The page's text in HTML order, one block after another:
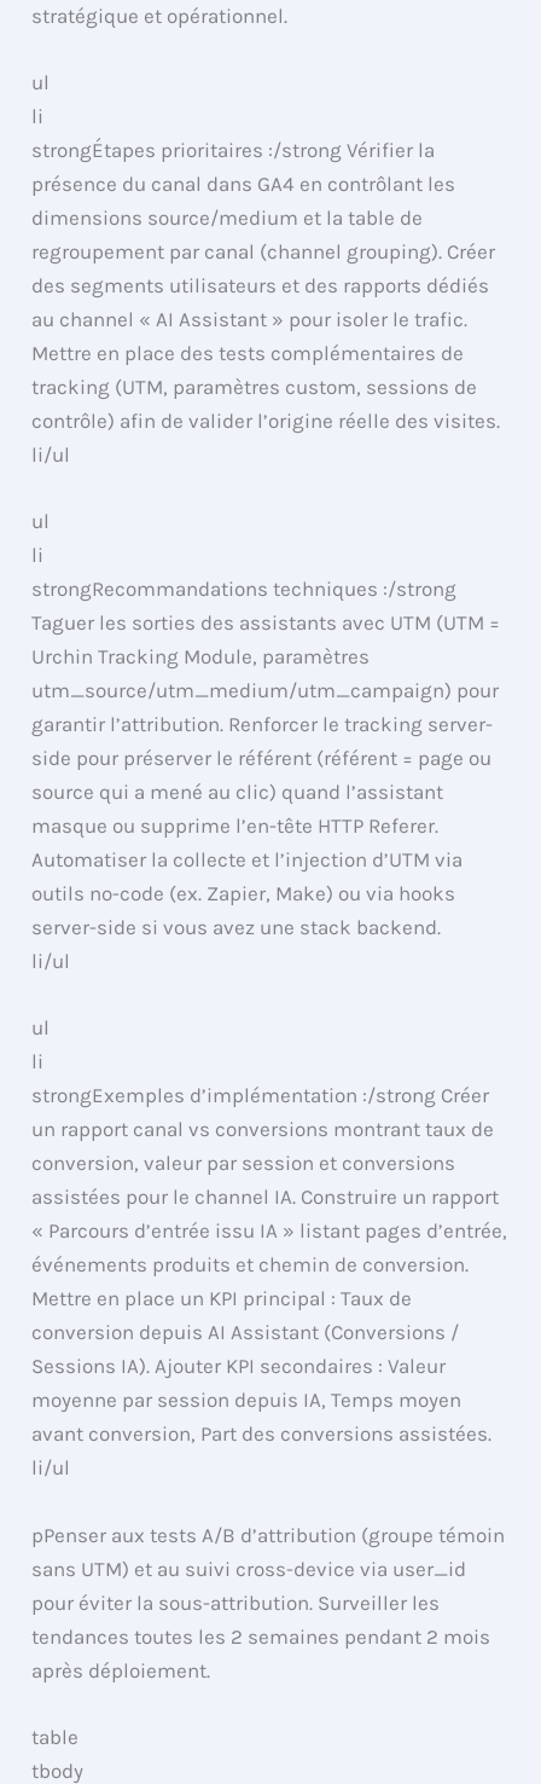
stratégique et opérationnel.
ul
li
strongÉtapes prioritaires :/strong Vérifier la
présence du canal dans GA4 en contrôlant les
dimensions source/medium et la table de
regroupement par canal (channel grouping). Créer
des segments utilisateurs et des rapports dédiés
au channel « AI Assistant » pour isoler le trafic.
Mettre en place des tests complémentaires de
tracking (UTM, paramètres custom, sessions de
contrôle) afin de valider l’origine réelle des visites.
li/ul
ul
li
strongRecommandations techniques :/strong
Taguer les sorties des assistants avec UTM (UTM =
Urchin Tracking Module, paramètres
utm_source/utm_medium/utm_campaign) pour
garantir l’attribution. Renforcer le tracking server-
side pour préserver le référent (référent = page ou
source qui a mené au clic) quand l’assistant
masque ou supprime l’en-tête HTTP Referer.
Automatiser la collecte et l’injection d’UTM via
outils no-code (ex. Zapier, Make) ou via hooks
server-side si vous avez une stack backend.
li/ul
ul
li
strongExemples d’implémentation :/strong Créer
un rapport canal vs conversions montrant taux de
conversion, valeur par session et conversions
assistées pour le channel IA. Construire un rapport
« Parcours d’entrée issu IA » listant pages d’entrée,
événements produits et chemin de conversion.
Mettre en place un KPI principal : Taux de
conversion depuis AI Assistant (Conversions /
Sessions IA). Ajouter KPI secondaires : Valeur
moyenne par session depuis IA, Temps moyen
avant conversion, Part des conversions assistées.
li/ul
pPenser aux tests A/B d’attribution (groupe témoin
sans UTM) et au suivi cross-device via user_id
pour éviter la sous-attribution. Surveiller les
tendances toutes les 2 semaines pendant 2 mois
après déploiement.
table
tbody